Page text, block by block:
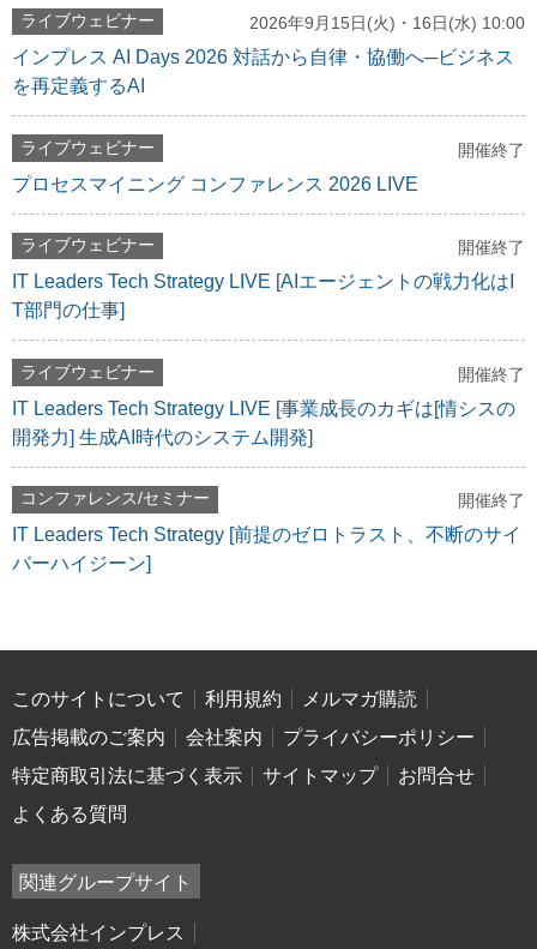
ライブウェビナー 2026年9月15日(火)・16日(水) 10:00
インプレス AI Days 2026 対話から自律・協働へ─ビジネス
を再定義するAI
ライブウェビナー 開催終了
プロセスマイニング コンファレンス 2026 LIVE
ライブウェビナー 開催終了
IT Leaders Tech Strategy LIVE [AIエージェントの戦力化はI
T部門の仕事]
ライブウェビナー 開催終了
IT Leaders Tech Strategy LIVE [事業成長のカギは[情シスの
開発力] 生成AI時代のシステム開発]
コンファレンス/セミナー 開催終了
IT Leaders Tech Strategy [前提のゼロトラスト、不断のサイ
バーハイジーン]
このサイトについて 利用規約
メルマガ購読
広告掲載のご案内
会社案内
プライバシーポリシー
特定商取引法に基づく表示
サイトマップ
お問合せ
よくある質問
関連グループサイト
株式会社インプレス